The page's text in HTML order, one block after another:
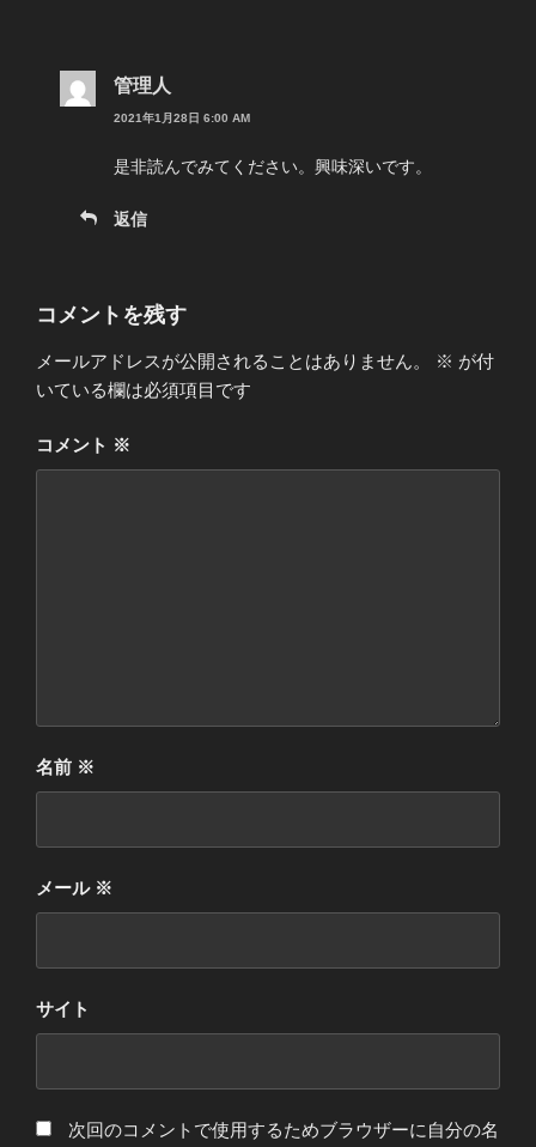
管理人
2021年1月28日 6:00 AM
是非読んでみてください。興味深いです。
返信
コメントを残す
メールアドレスが公開されることはありません。 ※ が付
いている欄は必須項目です
コメント ※
名前 ※
メール ※
サイト
次回のコメントで使用するためブラウザーに自分の名